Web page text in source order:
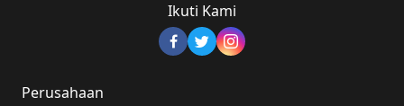
Ikuti Kami
Perusahaan